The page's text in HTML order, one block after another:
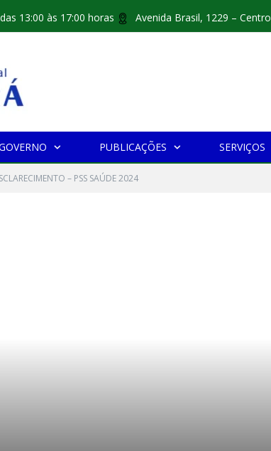
13:00 às 17:00 horas Avenida Brasil, 1229 – Centro
PUBLICAÇÕES SERVIÇOS
– PSS SAÚDE 2024